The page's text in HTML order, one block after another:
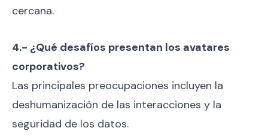
cercana.
4.- ¿Qué desafíos presentan los avatares
corporativos?
Las principales preocupaciones incluyen la
deshumanización de las interacciones y la
seguridad de los datos.